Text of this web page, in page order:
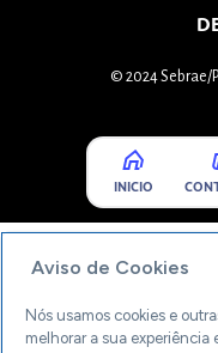
© 2024 Sebrae/
INICIO
Aviso de Cookies
Nós usamos cookies e
melhorar a sua experiência